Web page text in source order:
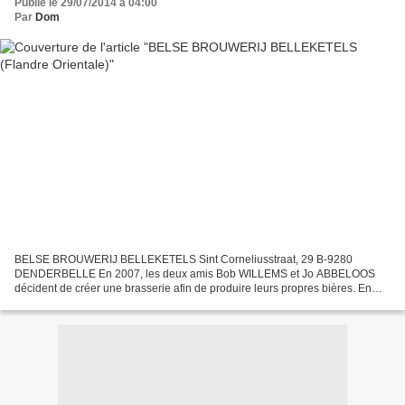
Publié le 29/07/2014 à 04:00
Par Dom
BELSE BROUWERIJ BELLEKETELS Sint Corneliusstraat, 29 B-9280
DENDERBELLE En 2007, les deux amis Bob WILLEMS et Jo ABBELOOS
décident de créer une brasserie afin de produire leurs propres bières. En